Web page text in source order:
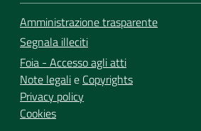
Amministrazione trasparente
Segnala illeciti
Foia - Accesso agli atti
Note legalie Copyrights
Privacy policy
Cookies